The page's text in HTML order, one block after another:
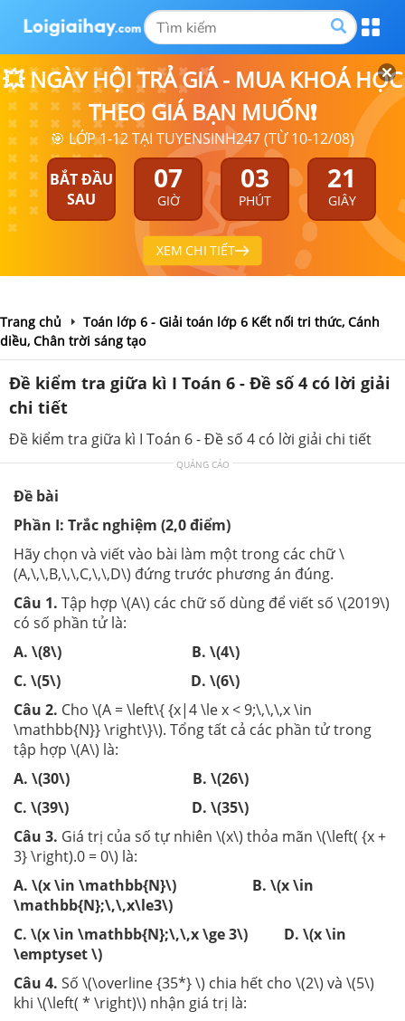
💥 NGÀY HỘI TRẢ GIÁ - MUA KHOÁ HỌC
THEO GIÁ BẠN MUỐN❗
🎯 LỚP 1-12 TẠI TUYENSINH247 (TỪ 10-12/08)
BẮT ĐẦU
SAU
07
GIỜ
03
PHÚT
20
GIÂY
XEM CHI TIẾT
Trang chủ
Toán lớp 6 - Giải toán lớp 6 Kết nối tri thức, Cánh
diều, Chân trời sáng tạo
Đề kiểm tra giữa kì I Toán 6 - Đề số 4 có lời giải
chi tiết
Đề kiểm tra giữa kì I Toán 6 - Đề số 4 có lời giải chi tiết
QUẢNG CÁO
Đề bài
Phần I: Trắc nghiệm (2,0 điểm)
Hãy chọn và viết vào bài làm một trong các chữ \
(A,\,\,B,\,\,C,\,\,D\) đứng trước phương án đúng.
Câu 1. Tập hợp \(A\) các chữ số dùng để viết số \(2019\)
có số phần tử là:
A. \(8\) B. \(4\)
C. \(5\) D. \(6\)
Câu 2. Cho \(A = \left\{ {x|4 \le x < 9;\,\,\,x \in
\mathbb{N}} \right\}\). Tổng tất cả các phần tử trong
tập hợp \(A\) là:
A. \(30\) B. \(26\)
C. \(39\) D. \(35\)
Câu 3. Giá trị của số tự nhiên \(x\) thỏa mãn \(\left( {x +
3} \right).0 = 0\) là:
A. \(x \in \mathbb{N}\) B. \(x \in
\mathbb{N};\,\,x\le3\)
C. \(x \in \mathbb{N};\,\,x \ge 3\) D. \(x \in
\emptyset \)
Câu 4. Số \(\overline {35*} \) chia hết cho \(2\) và \(5\)
khi \(\left( * \right)\) nhận giá trị là: